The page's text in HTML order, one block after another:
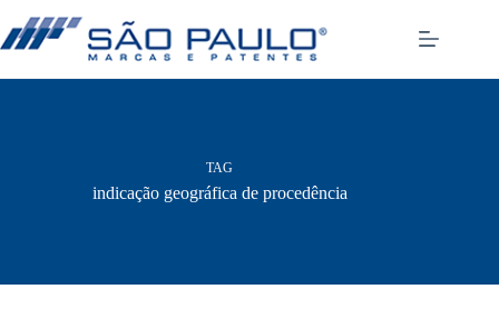
para
o
TAG
indicação geográfica de procedência